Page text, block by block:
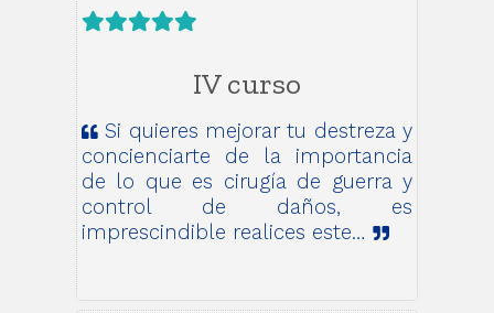
IV curso
Si quieres mejorar tu destreza y
concienciarte de la importancia
de lo que es cirugía de guerra y
control de daños, es
imprescindible realices este…